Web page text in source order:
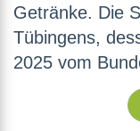
Getränke. Die
Tübingens,
2025 vom